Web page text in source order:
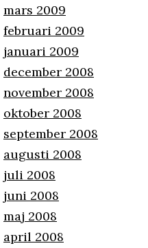
mars 2009
februari 2009
januari 2009
december 2008
november 2008
oktober 2008
september 2008
augusti 2008
juli 2008
juni 2008
maj 2008
april 2008